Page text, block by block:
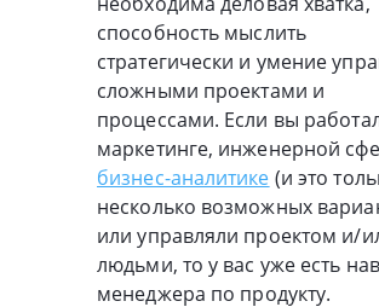
способность мыслить
стратегически и умение
сложными проектами и
процессами. Если вы
маркетинге, инженерной
бизнес-аналитике (и это
несколько возможных
или управляли проектом и/
людьми, то у вас уже есть
менеджера по продукту.